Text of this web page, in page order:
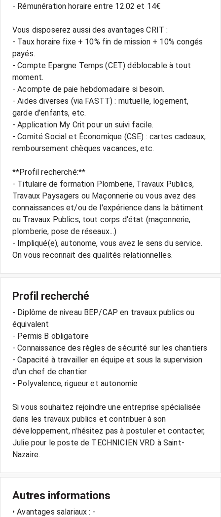
- Rémunération horaire entre 12.02 et 14€
Vous disposerez aussi des avantages CRIT :
- Taux horaire fixe + 10% fin de mission + 10% congés
payés.
- Compte Epargne Temps (CET) déblocable à tout
moment.
- Acompte de paie hebdomadaire si besoin.
- Aides diverses (via FASTT) : mutuelle, logement,
garde d'enfants, etc.
- Application My Crit pour un suivi facile.
- Comité Social et Économique (CSE) : cartes cadeaux,
remboursement chèques vacances, etc.
**Profil recherché:**
- Titulaire de formation Plomberie, Travaux Publics,
Travaux Paysagers ou Maçonnerie ou vous avez des
connaissances et/ou de l'expérience dans la bâtiment
ou Travaux Publics, tout corps d'état (maçonnerie,
plomberie, pose de réseaux...)
- Impliqué(e), autonome, vous avez le sens du service.
Profil recherché
- Diplôme de niveau BEP/CAP en travaux publics ou
équivalent
- Permis B obligatoire
- Connaissance des règles de sécurité sur les chantiers
- Capacité à travailler en équipe et sous la supervision
d'un chef de chantier
- Polyvalence, rigueur et autonomie
Si vous souhaitez rejoindre une entreprise spécialisée
dans les travaux publics et contribuer à son
développement, n'hésitez pas à postuler et contacter,
Julie pour le poste de TECHNICIEN VRD à Saint-
Autres informations
• Avantages salariaux : -